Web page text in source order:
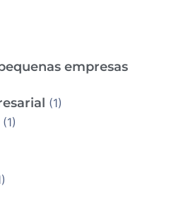
empresas
(1)
(1)